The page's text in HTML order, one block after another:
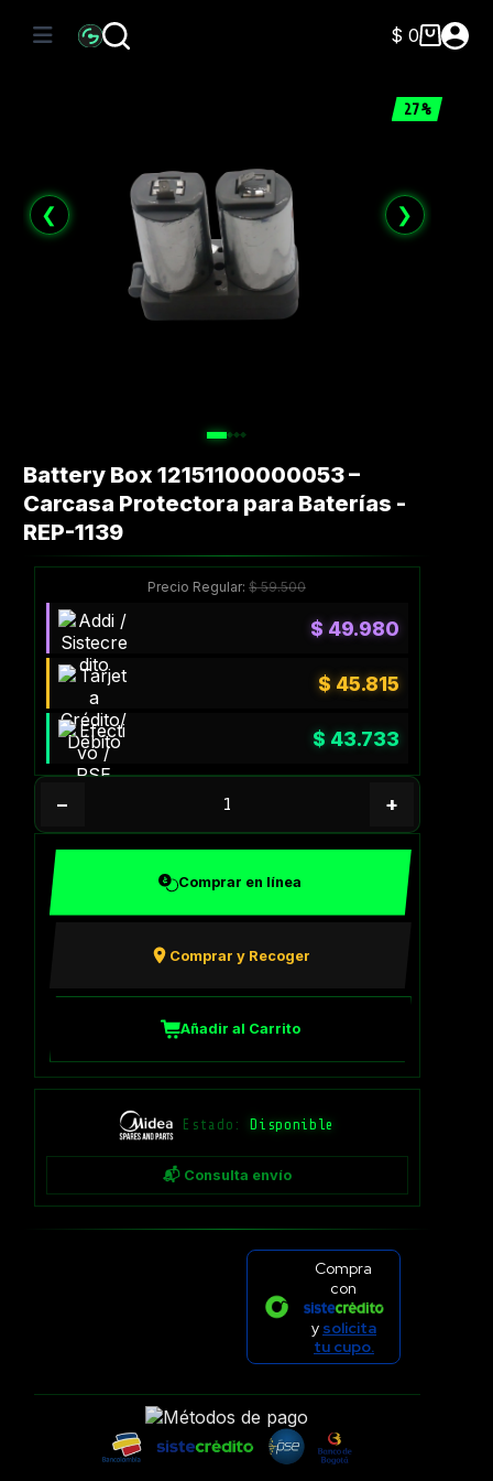
Carro
$ 0
27%
❮ ❯
Battery Box 12151100000053 –
Carcasa Protectora para Baterías -
REP-1139
Precio Regular:$59.500
$ 49.980
$ 45.815
$ 43.733
− +
Comprar en línea
Comprar y Recoger
Añadir al Carrito
Estado: Disponible
📬 Consulta envío
Compra
con
y solicita
tu cupo.